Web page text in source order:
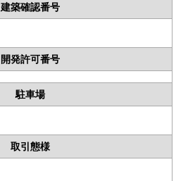
建築確認番号
開発許可番号
駐車場
取引態様